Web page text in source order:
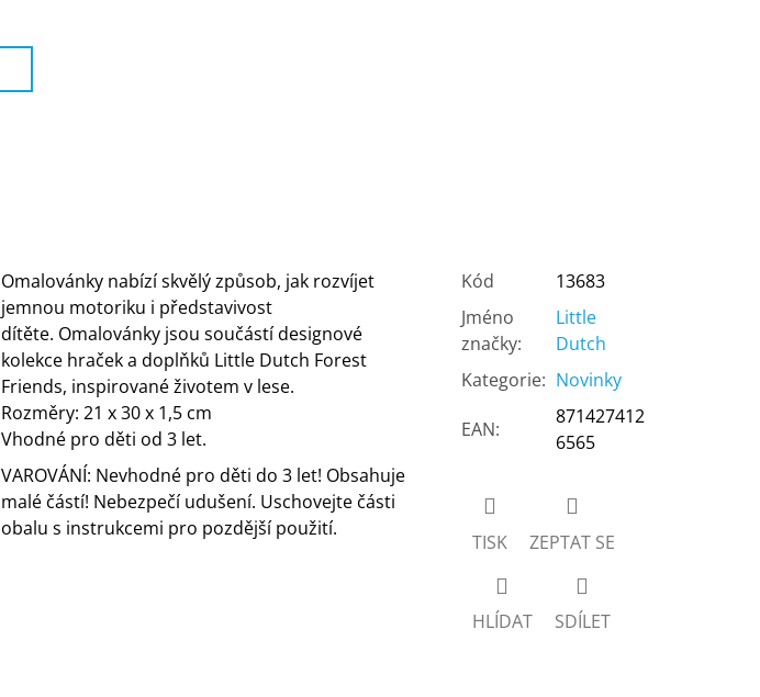
Omalovánky nabízí skvělý způsob, jak rozvíjet
jemnou motoriku i představivost
dítěte. Omalovánky jsou součástí designové
kolekce hraček a doplňků Little Dutch Forest
Friends, inspirované životem v lese.
Rozměry: 21 x 30 x 1,5 cm
Vhodné pro děti od 3 let.
VAROVÁNÍ: Nevhodné pro děti do 3 let! Obsahuje
malé částí! Nebezpečí udušení. Uschovejte části
obalu s instrukcemi pro pozdější použití.
Kód
13683
Jméno
značky:
Little
Dutch
Kategorie: Novinky
EAN:
871427412
6565
TISK ZEPTAT SE
HLÍDAT SDÍLET